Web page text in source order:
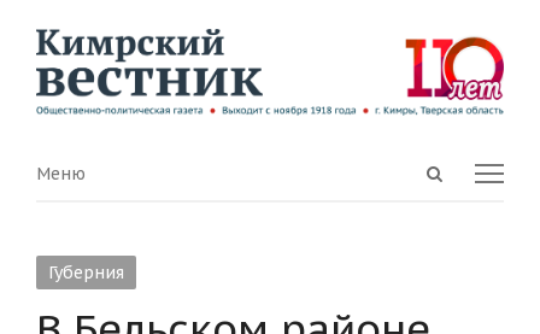
Open
Menu
Меню
Губерния